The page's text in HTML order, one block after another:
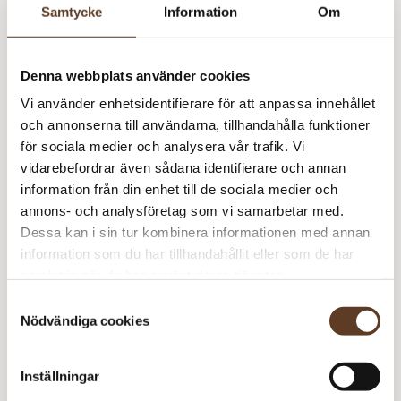
Samtycke Information Om
Denna webbplats använder cookies
Vi använder enhetsidentifierare för att anpassa innehållet
och annonserna till användarna, tillhandahålla funktioner
för sociala medier och analysera vår trafik. Vi
vidarebefordrar även sådana identifierare och annan
information från din enhet till de sociala medier och
annons- och analysföretag som vi samarbetar med.
Dessa kan i sin tur kombinera informationen med annan
information som du har tillhandahållit eller som de har
Nödvändiga cookies
Inställningar
Moon
Kabel
Swivel
mängd
Lägg till i varukorg
Se lagersaldo i butik
Om Lantern Moon
Lantern Moon kombinerar vackert hantverk med funktion och
naturlig känsla i handen och gör stickningen till en ren njutning.
Här finns både rundstickor, ändstickor, kablar och färdiga set
Du kanske också gillar